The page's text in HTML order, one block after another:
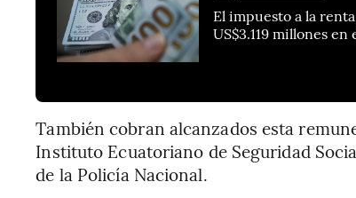
El impuesto a la
US$3.119 millones
También cobran alcanzados esta
Instituto Ecuatoriano de Seguridad
de la Policía Nacional.